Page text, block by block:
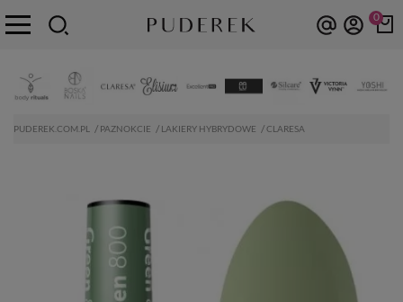
0
PUDEREK.COM.PL PAZNOKCIE LAKIERY HYBRYDOWE CLARESA